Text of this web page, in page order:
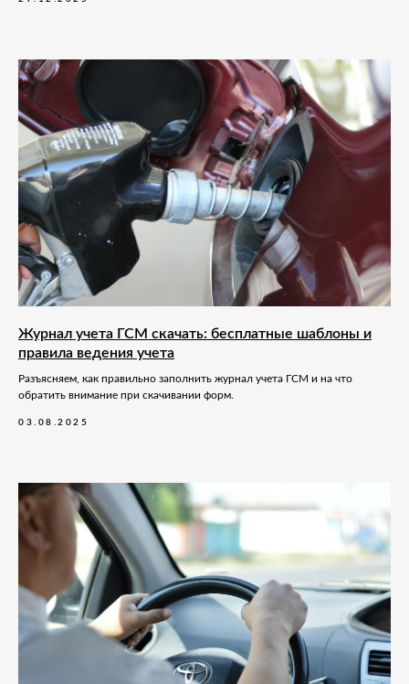
Журнал учета ГСМ скачать: бесплатные шаблоны и
правила ведения учета
Разъясняем, как правильно заполнить журнал учета ГСМ и на что
обратить внимание при скачивании форм.
03.08.2025